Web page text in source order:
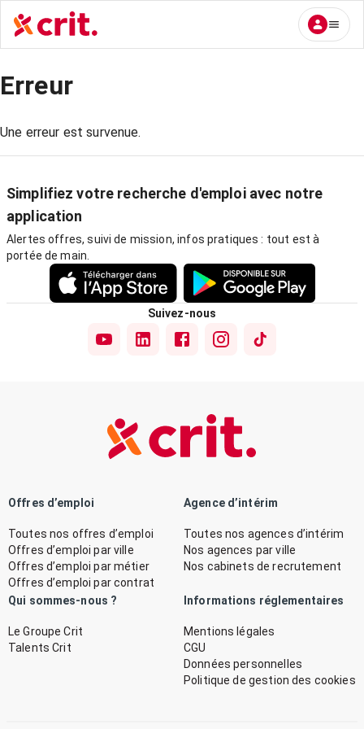
Erreur
Une erreur est survenue.
Simplifiez votre recherche d'emploi avec notre
application
Alertes offres, suivi de mission, infos pratiques : tout est à
portée de main.
Suivez-nous
Offres d’emploi
Toutes nos offres d’emploi
Offres d’emploi par ville
Offres d’emploi par métier
Offres d’emploi par contrat
Agence d’intérim
Toutes nos agences d’intérim
Nos agences par ville
Nos cabinets de recrutement
Qui sommes-nous ?
Le Groupe Crit
Talents Crit
Informations réglementaires
Mentions légales
CGU
Données personnelles
Politique de gestion des cookies